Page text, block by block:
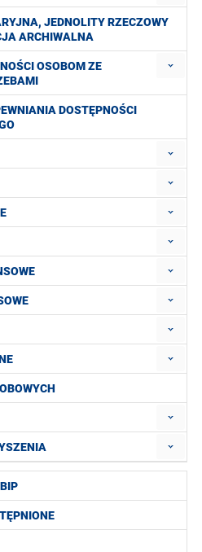
JEDNOLITY RZECZOWY
ARCHIWALNA
OSOBOM ZE
DOSTĘPNOŚCI